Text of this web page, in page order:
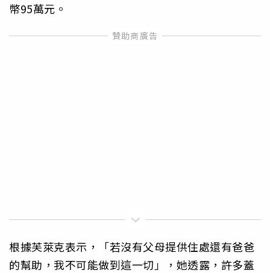
幣95萬元。
根據芙萊克表示，「若沒有父母提供住處還有爸爸
的幫助，我不可能做到這一切」，她透露，許多蓋